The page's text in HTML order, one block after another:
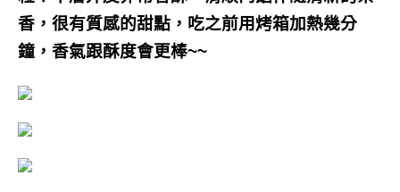
香，很有質感的甜點，吃之前用烤箱加熱幾分
鐘，香氣跟酥度會更棒~~